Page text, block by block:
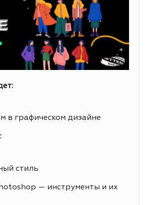
в графическом дизайне
стиль
— инструменты и их